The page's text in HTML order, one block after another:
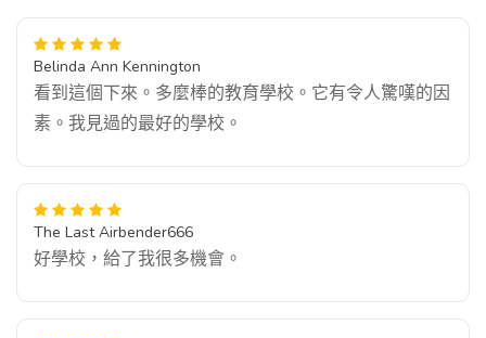
Belinda Ann Kennington
看到這個下來。多麼棒的教育學校。它有令人驚嘆的因
素。我見過的最好的學校。
The Last Airbender666
好學校，給了我很多機會。